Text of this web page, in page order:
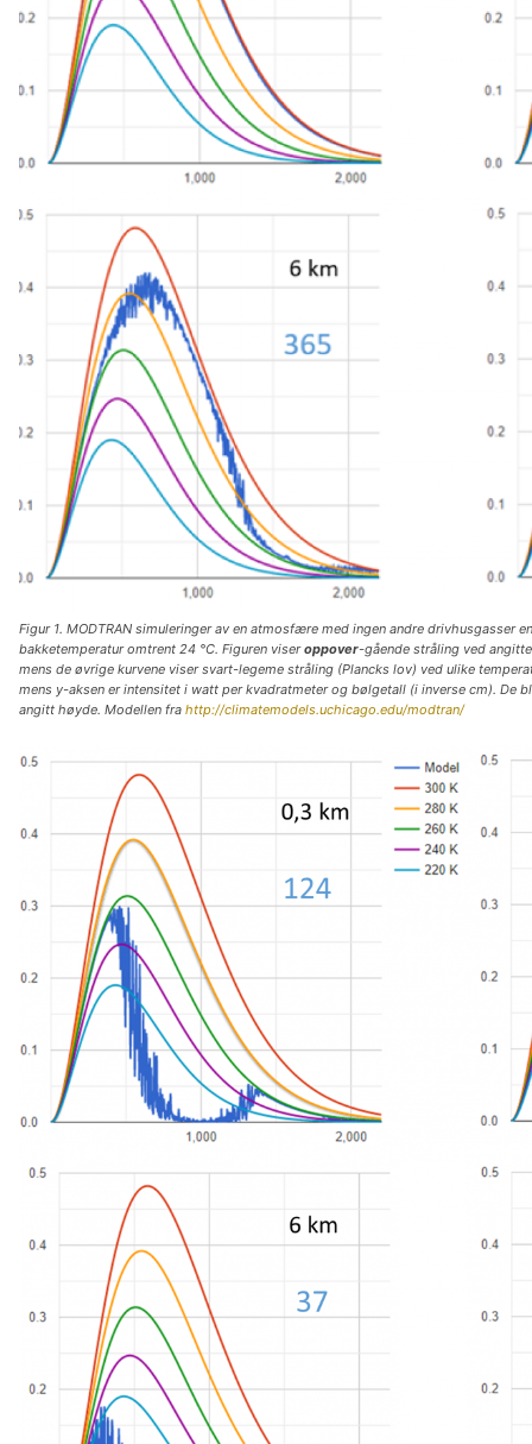
Figur 1. MODTRAN simuleringer av en atmosfære med ingen andre drivhusgasser
bakketemperatur omtrent 24 °C. Figuren viseroppover-gående stråling ved
mens de øvrige kurvene viser svart-legeme stråling (Plancks lov) ved ulike
mens y-aksen er intensitet i watt per kvadratmeter og bølgetall (i inverse cm). De
angitt høyde. Modellen fra http://climatemodels.uchicago.edu/modtran/